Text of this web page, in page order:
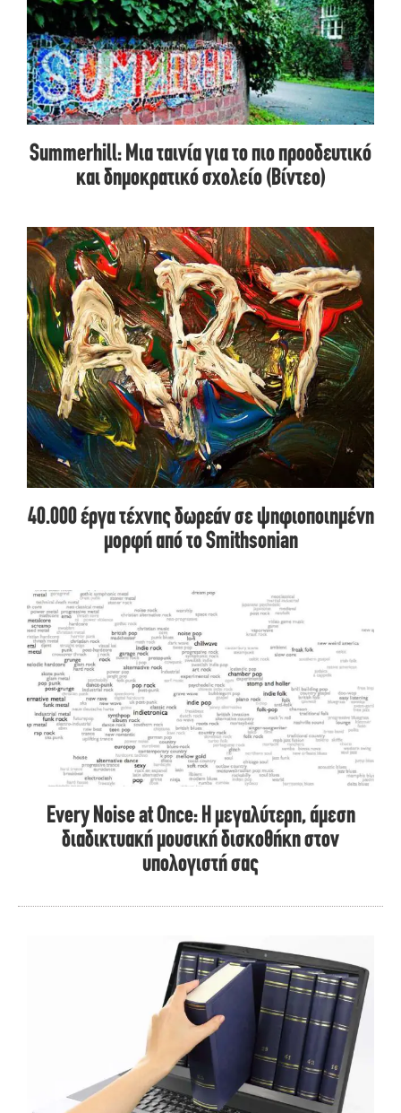
Summerhill: Μια ταινία για το πιο προοδευτικό
και δημοκρατικό σχολείο (Βίντεο)
40.000 έργα τέχνης δωρεάν σε ψηφιοποιημένη
μορφή από το Smithsonian
Every Noise at Once: Η μεγαλύτερη, άμεση
διαδικτυακή μουσική δισκοθήκη στον
υπολογιστή σας